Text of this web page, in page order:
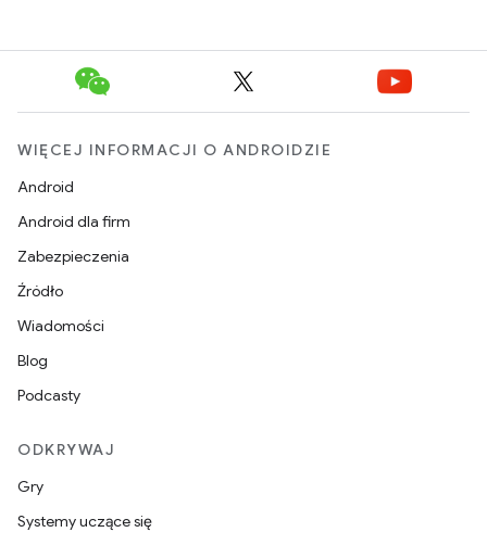
WIĘCEJ INFORMACJI O ANDROIDZIE
Android
Android dla firm
Zabezpieczenia
Źródło
Wiadomości
Blog
Podcasty
ODKRYWAJ
Gry
Systemy uczące się